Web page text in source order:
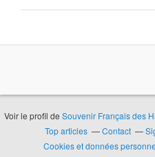
Voir le profil de Souvenir Français des
Top articles
Contact
Cookies et données